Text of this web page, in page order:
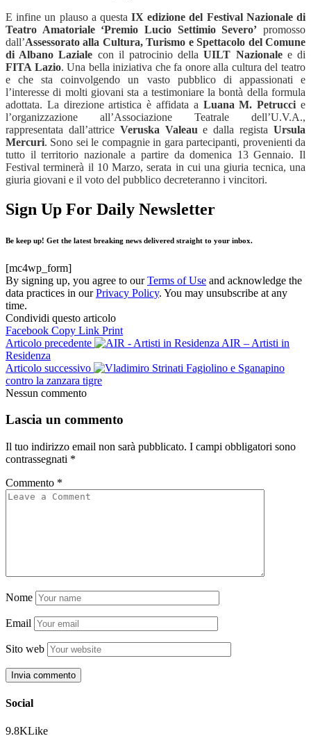
E infine un plauso a questaIX edizione del Festival Nazionale di
Teatro Amatoriale ‘Premio Lucio Settimio Severo’ promosso
dall’Assessorato alla Cultura, Turismo e Spettacolo del Comune
di Albano Laziale con il patrocinio della UILT Nazionalee di
FITA Lazio. Una bella iniziativa che fa onore alla cultura del teatro
e che sta coinvolgendo un vasto pubblico di appassionati e
l’interesse di molti giovani sta a testimoniare la bontà della formula
adottata. La direzione artistica è affidata a Luana M. Petrucci e
l’organizzazione all’Associazione Teatrale dell’U.V.A.,
rappresentata dall’attrice Veruska Valeau e dalla registaUrsula
Mercuri. Sono sei le compagnie in gara partecipanti, provenienti da
tutto il territorio nazionale a partire da domenica 13 Gennaio. Il
Festival terminerà il 10 Marzo, serata in cui una giuria tecnica, una
giuria giovani e il voto del pubblico decreteranno i vincitori.
Sign Up For Daily Newsletter
Be keep up! Get the latest breaking news delivered straight to your inbox.
[mc4wp_form]
By signing up, you agree to ourTerms of Use and acknowledge the
data practices in ourPrivacy Policy. You may unsubscribe at any
time.
Condividi questo articolo
Facebook Copy Link Print
Articolo precedente
AIR – Artisti in
Residenza
Articolo successivo
Fagiolino e Sganapino
contro la zanzara tigre
Nessun commento
Lascia un commento
Il tuo indirizzo email non sarà pubblicato. I campi obbligatori sono
contrassegnati *
Commento *
Nome
Email
Sito web
Social
9.8KLike